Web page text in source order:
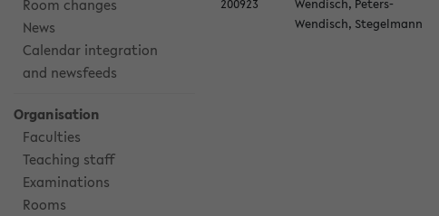
Room changes
News
Calendar integration
and newsfeeds
Organisation
Faculties
Teaching staff
Examinations
Rooms
200923
Wendisch, Peters-
Wendisch, Stegelmann